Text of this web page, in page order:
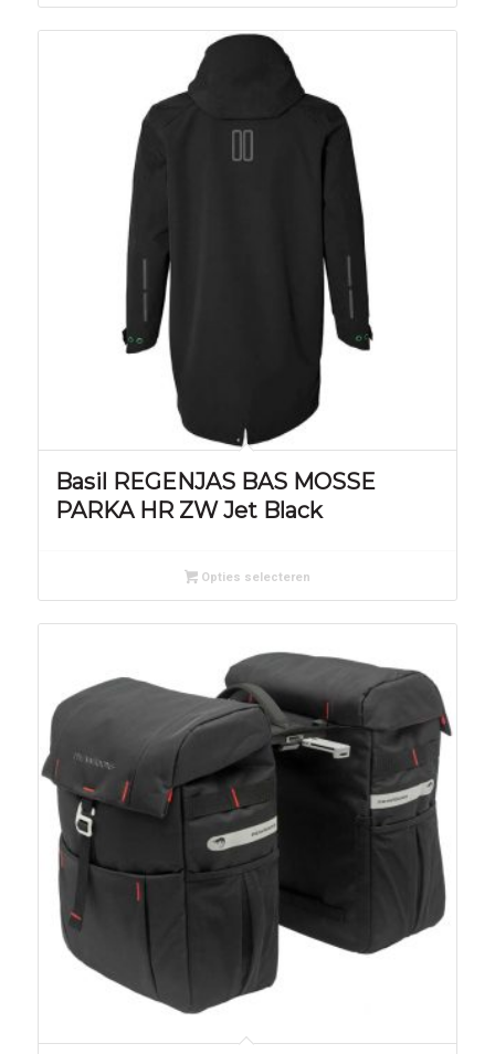
Basil REGENJAS BAS MOSSE
PARKA HR ZW Jet Black
Opties selecteren